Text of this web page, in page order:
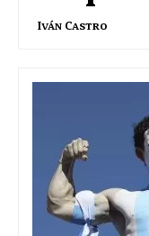
Iván Castro